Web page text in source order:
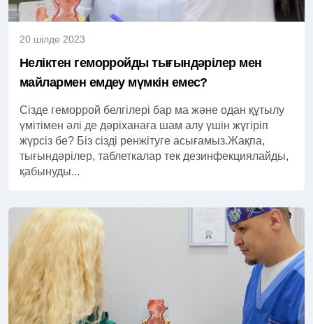
20 шілде 2023
Неліктен геморройды тығындәрілер мен
майлармен емдеу мүмкін емес?
Сізде геморрой белгілері бар ма және одан құтылу
үмітімен әлі де дәріханаға шам алу үшін жүгіріп
жүрсіз бе? Біз сізді ренжітуге асығамыз.Жақпа,
тығындәрілер, таблеткалар тек дезинфекциялайды,
қабынуды...